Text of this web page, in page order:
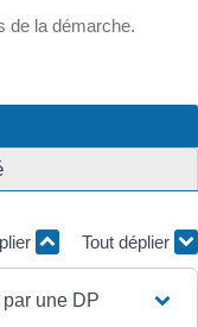
de la démarche.
Tout déplier
une DP